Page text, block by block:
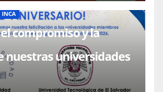
INCA
compromiso y la
nuestras universidades